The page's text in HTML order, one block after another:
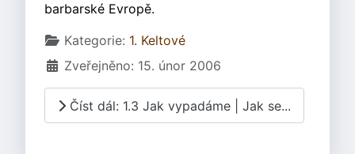
barbarské Evropě.
Základní údaje
Kategorie: 1. Keltové
Zveřejněno: 15. únor 2006
Číst dál: 1.3 Jak vypadáme | Jak se...